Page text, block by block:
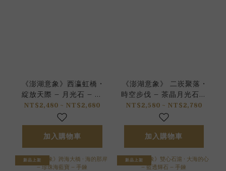
《澎湖意象》西瀛虹橋 •
綻放天際 – 月光石 – 手
鍊
NT$2,480 ~ NT$2,680
加入購物車
《澎湖意象》 二崁聚落 •
時空步伐 – 茶晶月光石 –
手鍊
NT$2,580 ~ NT$2,780
加入購物車
新品上架 新品上架